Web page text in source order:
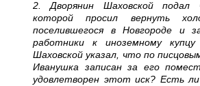
2. Дворянин Шаховской подал
которой просил вернуть
поселившегося в Новгороде и
работники к иноземному
Шаховской указал, что по
Иванушка записан за его
удовлетворен этот иск? Есть